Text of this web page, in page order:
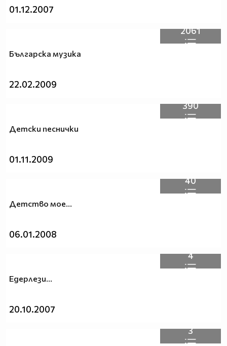
01.12.2007
2061
Българска музика
22.02.2009
390
Детски песнички
01.11.2009
40
Детство мое...
06.01.2008
4
Едерлези...
20.10.2007
3